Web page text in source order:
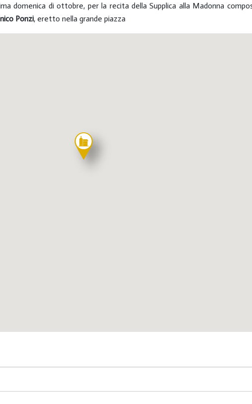
domenica di ottobre, per la recita della Supplica alla Madonna
Ponzi, eretto nella grande piazza